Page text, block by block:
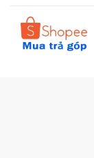
Câu hỏi
Kiểm tra đơn
Đặt hàng theo